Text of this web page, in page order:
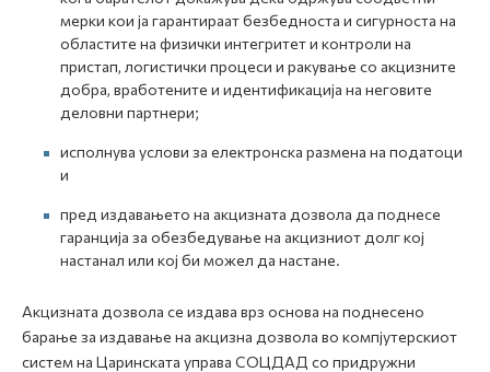
мерки кои ја гарантираат безбедноста и сигурноста на
областите на физички интегритет и контроли на
пристап, логистички процеси и ракување со акцизните
добра, вработените и идентификација на неговите
деловни партнери;
исполнува услови за електронска размена на податоци
и
пред издавањето на акцизната дозвола да поднесе
гаранција за обезбедување на акцизниот долг кој
настанал или кој би можел да настане.
Акцизната дозвола се издава врз основа на поднесено
барање за издавање на акцизна дозвола во компјутерскиот
систем на Царинската управа СОЦДАД со придружни